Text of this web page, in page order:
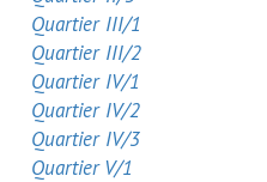
Quartier III/1
Quartier III/2
Quartier IV/1
Quartier IV/2
Quartier IV/3
Quartier V/1